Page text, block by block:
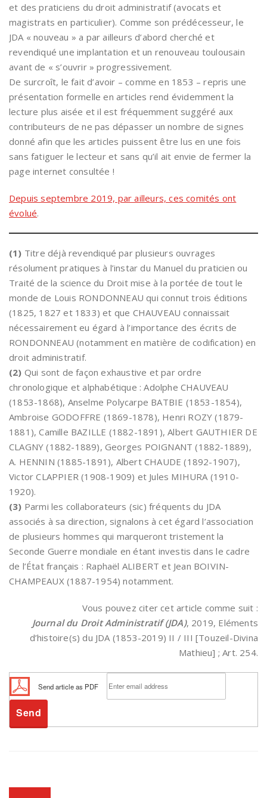
et des praticiens du droit administratif (avocats et
magistrats en particulier). Comme son prédécesseur, le
JDA « nouveau » a par ailleurs d’abord cherché et
revendiqué une implantation et un renouveau toulousain
avant de « s’ouvrir » progressivement.
De surcroît, le fait d’avoir – comme en 1853 – repris une
présentation formelle en articles rend évidemment la
lecture plus aisée et il est fréquemment suggéré aux
contributeurs de ne pas dépasser un nombre de signes
donné afin que les articles puissent être lus en une fois
sans fatiguer le lecteur et sans qu’il ait envie de fermer la
page internet consultée !
Depuis septembre 2019, par ailleurs, ces comités ont
évolué.
(1) Titre déjà revendiqué par plusieurs ouvrages
résolument pratiques à l’instar du Manuel du praticien ou
Traité de la science du Droit mise à la portée de tout le
monde de Louis RONDONNEAU qui connut trois éditions
(1825, 1827 et 1833) et que CHAUVEAU connaissait
nécessairement eu égard à l’importance des écrits de
RONDONNEAU (notamment en matière de codification) en
droit administratif.
(2) Qui sont de façon exhaustive et par ordre
chronologique et alphabétique : Adolphe CHAUVEAU
(1853-1868), Anselme Polycarpe BATBIE (1853-1854),
Ambroise GODOFFRE (1869-1878), Henri ROZY (1879-
1881), Camille BAZILLE (1882-1891), Albert GAUTHIER DE
CLAGNY (1882-1889), Georges POIGNANT (1882-1889),
A. HENNIN (1885-1891), Albert CHAUDE (1892-1907),
Victor CLAPPIER (1908-1909) et Jules MIHURA (1910-
1920).
(3) Parmi les collaborateurs (sic) fréquents du JDA
associés à sa direction, signalons à cet égard l’association
de plusieurs hommes qui marqueront tristement la
Seconde Guerre mondiale en étant investis dans le cadre
de l’État français : Raphaël ALIBERT et Jean BOIVIN-
CHAMPEAUX (1887-1954) notamment.
Vous pouvez citer cet article comme suit :
Journal du Droit Administratif (JDA), 2019, Eléments
d’histoire(s) du JDA (1853-2019) II / III [Touzeil-Divina
Mathieu] ; Art. 254.
Send article as PDF